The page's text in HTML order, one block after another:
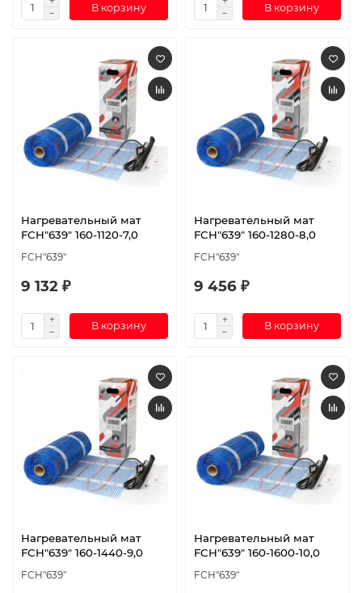
В корзину В корзину
Нагревательный мат
FCH"639" 160-1120-7,0
FCH"639"
9 132 ₽
В корзину
Нагревательный мат
FCH"639" 160-1280-8,0
FCH"639"
9 456 ₽
В корзину
Нагревательный мат
FCH"639" 160-1440-9,0
FCH"639"
Нагревательный мат
FCH"639" 160-1600-10,0
FCH"639"